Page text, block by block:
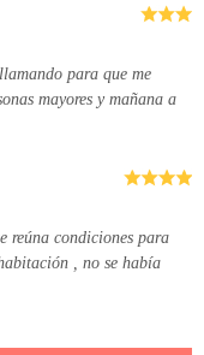
para que me
mayores y mañana a
reúna condiciones para
, no se había